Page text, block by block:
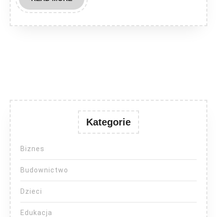
MORE
Kategorie
Biznes
Budownictwo
Dzieci
Edukacja